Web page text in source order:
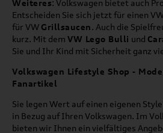
Weiteres: Volkswagen bietet auch
Entscheiden Sie sich jetzt für einen
für VW Grillsaucen. Auch die
kurz. Mit dem VW Lego Bulli und
Sie und Ihr Kind mit Sicherheit ganz
Volkswagen Lifestyle Shop -
Fanartikel
Sie legen Wert auf einen eigenen
in Bezug auf Ihren Volkswagen. Im
bieten wir Ihnen ein vielfältiges